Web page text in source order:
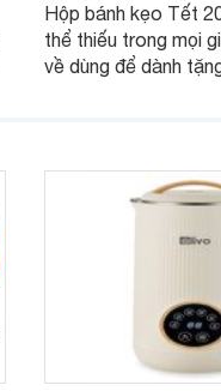
Hộp bánh kẹo Tết
thể thiếu trong mọi
về dùng để dành
2025 mới vừa sang,
mua sắm cuối năm.